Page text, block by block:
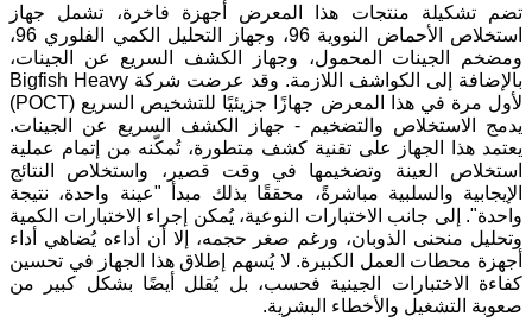
تضم تشكيلة منتجات هذا المعرض أجهزة فاخرة، تشمل جهاز
استخلاص الأحماض النووية 96، وجهاز التحليل الكمي الفلوري 96،
ومضخم الجينات المحمول، وجهاز الكشف السريع عن الجينات،
بالإضافة إلى الكواشف اللازمة. وقد عرضت شركة Bigfish Heavy
لأول مرة في هذا المعرض جهازًا جزيئيًا للتشخيص السريع (POCT)
يدمج الاستخلاص والتضخيم - جهاز الكشف السريع عن الجينات.
يعتمد هذا الجهاز على تقنية كشف متطورة، تُمكّنه من إتمام عملية
استخلاص العينة وتضخيمها في وقت قصير، واستخلاص النتائج
الإيجابية والسلبية مباشرةً، محققًا بذلك مبدأ "عينة واحدة، نتيجة
واحدة". إلى جانب الاختبارات النوعية، يُمكن إجراء الاختبارات الكمية
وتحليل منحنى الذوبان، ورغم صغر حجمه، إلا أن أداءه يُضاهي أداء
أجهزة محطات العمل الكبيرة. لا يُسهم إطلاق هذا الجهاز في تحسين
كفاءة الاختبارات الجينية فحسب، بل يُقلل أيضًا بشكل كبير من
صعوبة التشغيل والأخطاء البشرية.